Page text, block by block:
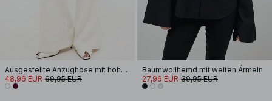
Ausgestellte Anzughose mit hoher Taille
48,96 EUR 69,95 EUR
Baumwollhemd mit weiten Ärmeln
27,96 EUR 39,95 EUR